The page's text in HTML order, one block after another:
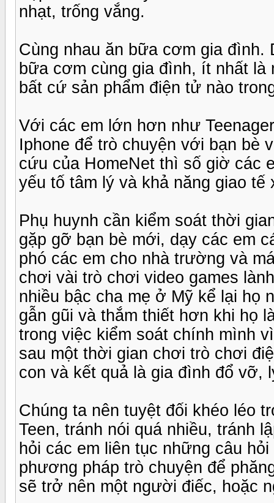
nhạt, trống vắng.
Cùng nhau ăn bữa cơm gia đình.
bữa cơm cùng gia đình, ít nhất là
bất cứ sản phẩm điện tử nào
Với các em lớn hơn như
Iphone để trò chuyện với bạn bè
cứu của HomeNet thì số giờ các
yếu tố tâm lý và khả năng giao tế
Phụ huynh cần kiểm soát thời
gặp gỡ bạn bè mới, dạy các em
phó các em cho nhà trường và
chơi vài trò chơi video games
nhiều bậc cha mẹ ở Mỹ kể lại họ
gẫn gũi và thắm thiết hơn khi họ
trong việc kiểm soát chính mình
sau một thời gian chơi trò chơi
con và kết quả là gia đình đổ vỡ,
Chúng ta nên tuyệt đối khéo léo
Teen, tránh nói quá nhiều, tránh
hỏi các em liên tục những câu
phương pháp trò chuyện để
sẽ trở nên một người điếc, hoặc